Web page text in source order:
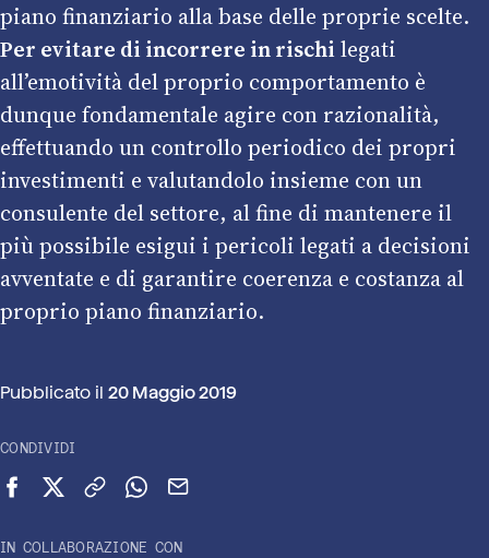
piano finanziario alla base delle proprie scelte.
Per evitare di incorrere in rischilegati
all’emotività del proprio comportamento è
dunque fondamentale agire con razionalità,
effettuando un controllo periodico dei propri
investimenti e valutandolo insieme con un
consulente del settore, al fine di mantenere il
più possibile esigui i pericoli legati a decisioni
avventate e di garantire coerenza e costanza al
proprio piano finanziario.
Pubblicato il 20 Maggio 2019
CONDIVIDI
Condividi su Facebook
Condividi su X (Twitter)
Copia link
Condividi su WhatsApp
Invia via email
IN COLLABORAZIONE CON